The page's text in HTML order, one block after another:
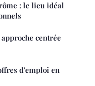
: le lieu idéal
centrée
d'emploi en